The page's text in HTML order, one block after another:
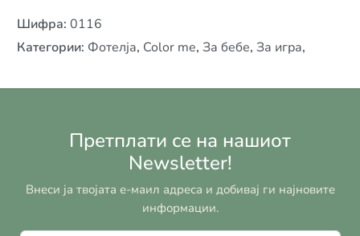
Шифра: 0116
Категории: Фотелја, Color me, За бебе, За игра,
Претплати се на нашиот
Newsletter!
Внеси ја твојата е-маил адреса и добивај ги најновите
информации.